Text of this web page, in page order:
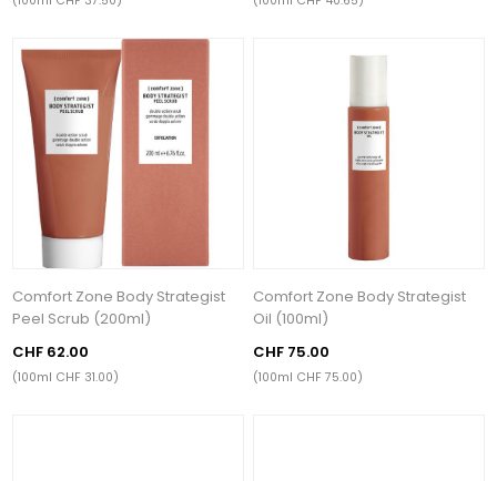
Comfort Zone Body Strategist
Peel Scrub (200ml)
CHF 62.00
(100ml CHF 31.00)
Comfort Zone Body Strategist
Oil (100ml)
CHF 75.00
(100ml CHF 75.00)